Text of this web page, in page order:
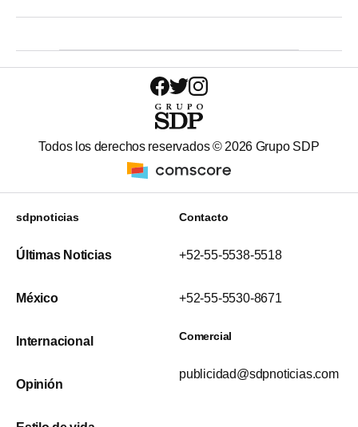
Todos los derechos reservados © 2026 Grupo SDP
sdpnoticias
Últimas Noticias
México
Internacional
Opinión
Contacto
+52-55-5538-5518
+52-55-5530-8671
Comercial
publicidad@sdpnoticias.com